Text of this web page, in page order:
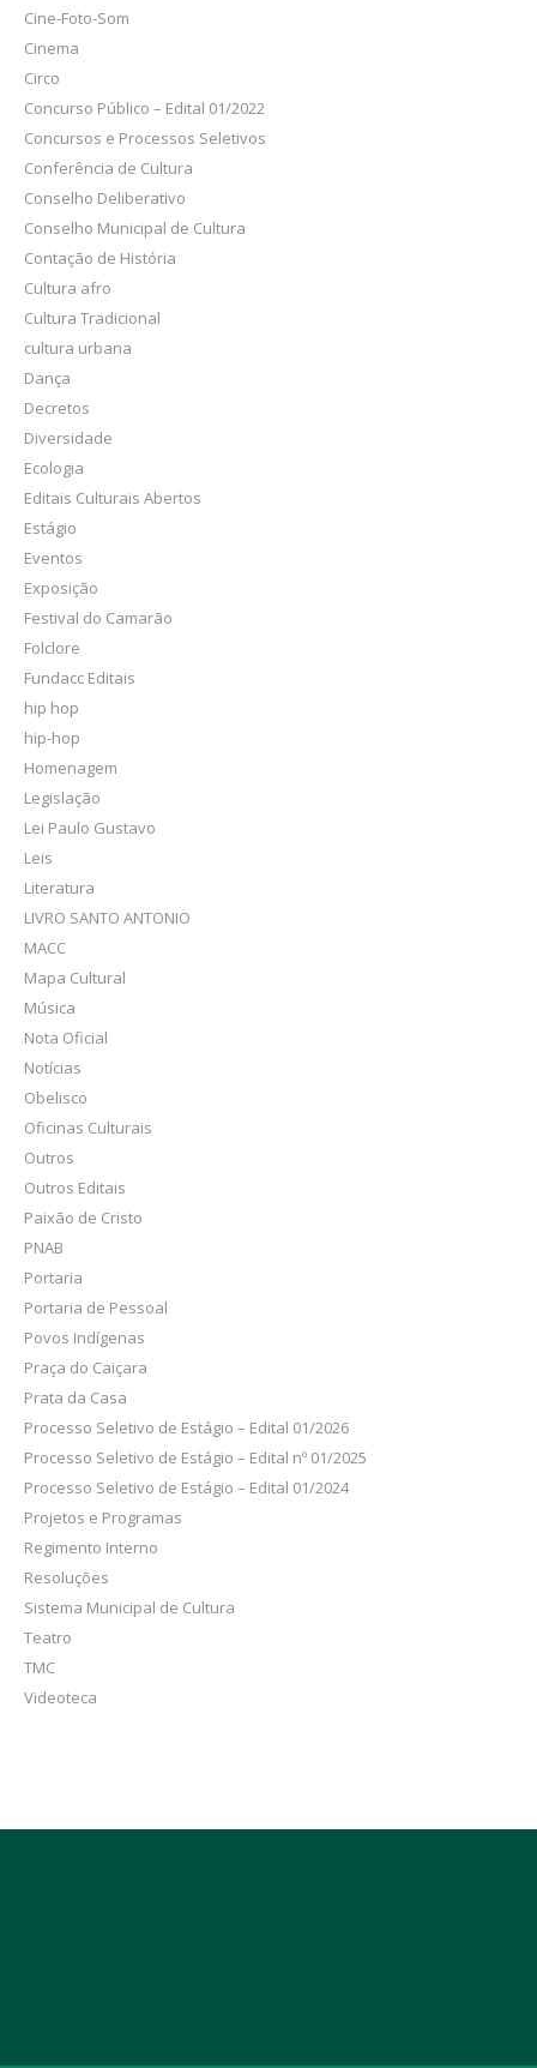
Cine-Foto-Som
Cinema
Circo
Concurso Público – Edital 01/2022
Concursos e Processos Seletivos
Conferência de Cultura
Conselho Deliberativo
Conselho Municipal de Cultura
Contação de História
Cultura afro
Cultura Tradicional
cultura urbana
Dança
Decretos
Diversidade
Ecologia
Editais Culturais Abertos
Estágio
Eventos
Exposição
Festival do Camarão
Folclore
Fundacc Editais
hip hop
hip-hop
Homenagem
Legislação
Lei Paulo Gustavo
Leis
Literatura
LIVRO SANTO ANTONIO
MACC
Mapa Cultural
Música
Nota Oficial
Notícias
Obelisco
Oficinas Culturais
Outros
Outros Editais
Paixão de Cristo
PNAB
Portaria
Portaria de Pessoal
Povos Indígenas
Praça do Caiçara
Prata da Casa
Processo Seletivo de Estágio – Edital 01/2026
Processo Seletivo de Estágio – Edital nº 01/2025
Processo Seletivo de Estágio – Edital 01/2024
Projetos e Programas
Regimento Interno
Resoluções
Sistema Municipal de Cultura
Teatro
TMC
Videoteca